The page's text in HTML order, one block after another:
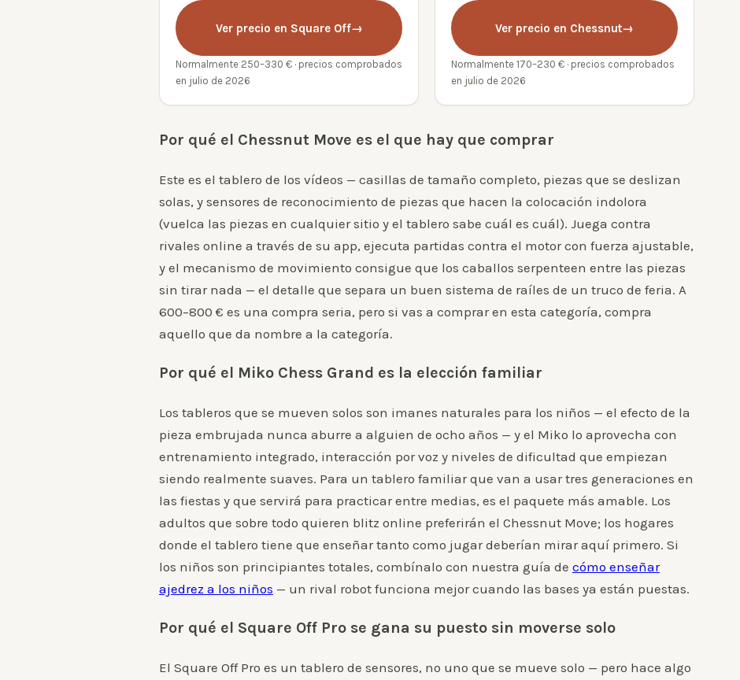
Ver precio en Square Off→
Normalmente 250–330 € · precios comprobados
en julio de 2026
Ver precio en Chessnut→
Normalmente 170–230 € · precios comprobados
en julio de 2026
Por qué el Chessnut Move es el que hay que comprar
Este es el tablero de los vídeos — casillas de tamaño completo, piezas que se deslizan
solas, y sensores de reconocimiento de piezas que hacen la colocación indolora
(vuelca las piezas en cualquier sitio y el tablero sabe cuál es cuál). Juega contra
rivales online a través de su app, ejecuta partidas contra el motor con fuerza ajustable,
y el mecanismo de movimiento consigue que los caballos serpenteen entre las piezas
sin tirar nada — el detalle que separa un buen sistema de raíles de un truco de feria. A
600–800 € es una compra seria, pero si vas a comprar en esta categoría, compra
aquello que da nombre a la categoría.
Por qué el Miko Chess Grand es la elección familiar
Los tableros que se mueven solos son imanes naturales para los niños — el efecto de la
pieza embrujada nunca aburre a alguien de ocho años — y el Miko lo aprovecha con
entrenamiento integrado, interacción por voz y niveles de dificultad que empiezan
siendo realmente suaves. Para un tablero familiar que van a usar tres generaciones en
las fiestas y que servirá para practicar entre medias, es el paquete más amable. Los
adultos que sobre todo quieren blitz online preferirán el Chessnut Move; los hogares
donde el tablero tiene que enseñar tanto como jugar deberían mirar aquí primero. Si
los niños son principiantes totales, combínalo con nuestra guía de cómo enseñar
ajedrez a los niños — un rival robot funciona mejor cuando las bases ya están puestas.
Por qué el Square Off Pro se gana su puesto sin moverse solo
El Square Off Pro es un tablero de sensores, no uno que se mueve solo — pero hace algo